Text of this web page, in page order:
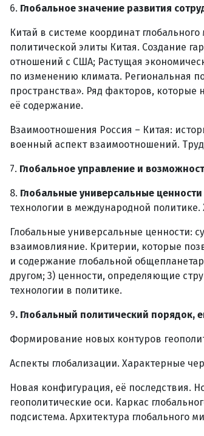
6. Глобальное значение развития
Китай в системе координат
политической элиты Китая. Создание
отношений с США; Растущая
по изменению климата. Региональная
пространства». Ряд факторов,
её содержание.
Взаимоотношения Россия – Китая:
военный аспект взаимоотношений.
7. Глобальное управление и
8. Глобальные универсальные
технологии в международной политике.
Глобальные универсальные ценности:
взаимовлияние. Критерии, которые
и содержание глобальной
другом; 3) ценности, определяющие
технологии в политике.
9. Глобальный политический порядок,
Формирование новых контуров
Аспекты глобализации. Характерные
Новая конфигурация, её последствия.
геополитические оси. Каркас
подсистема. Архитектура глобального